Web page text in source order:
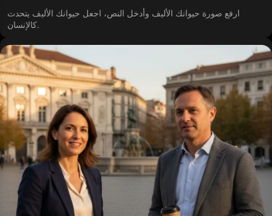
ارفع صورة حيوانك الأليف وأدخل النص، اجعل حيوانك الأليف يتحدث
كالإنسان.